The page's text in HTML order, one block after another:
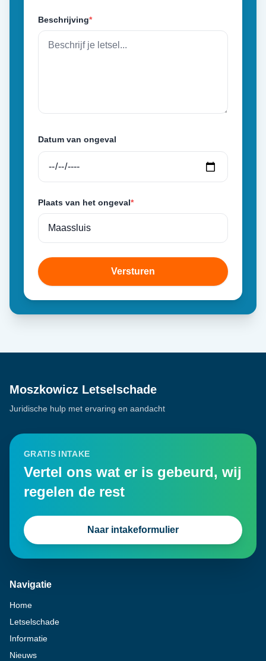
Beschrijving*
Datum van ongeval
Plaats van het ongeval*
Versturen
Moszkowicz Letselschade
Juridische hulp met ervaring en aandacht
GRATIS INTAKE
Vertel ons wat er is gebeurd, wij
regelen de rest
Naar intakeformulier
Navigatie
Home
Letselschade
Informatie
Nieuws